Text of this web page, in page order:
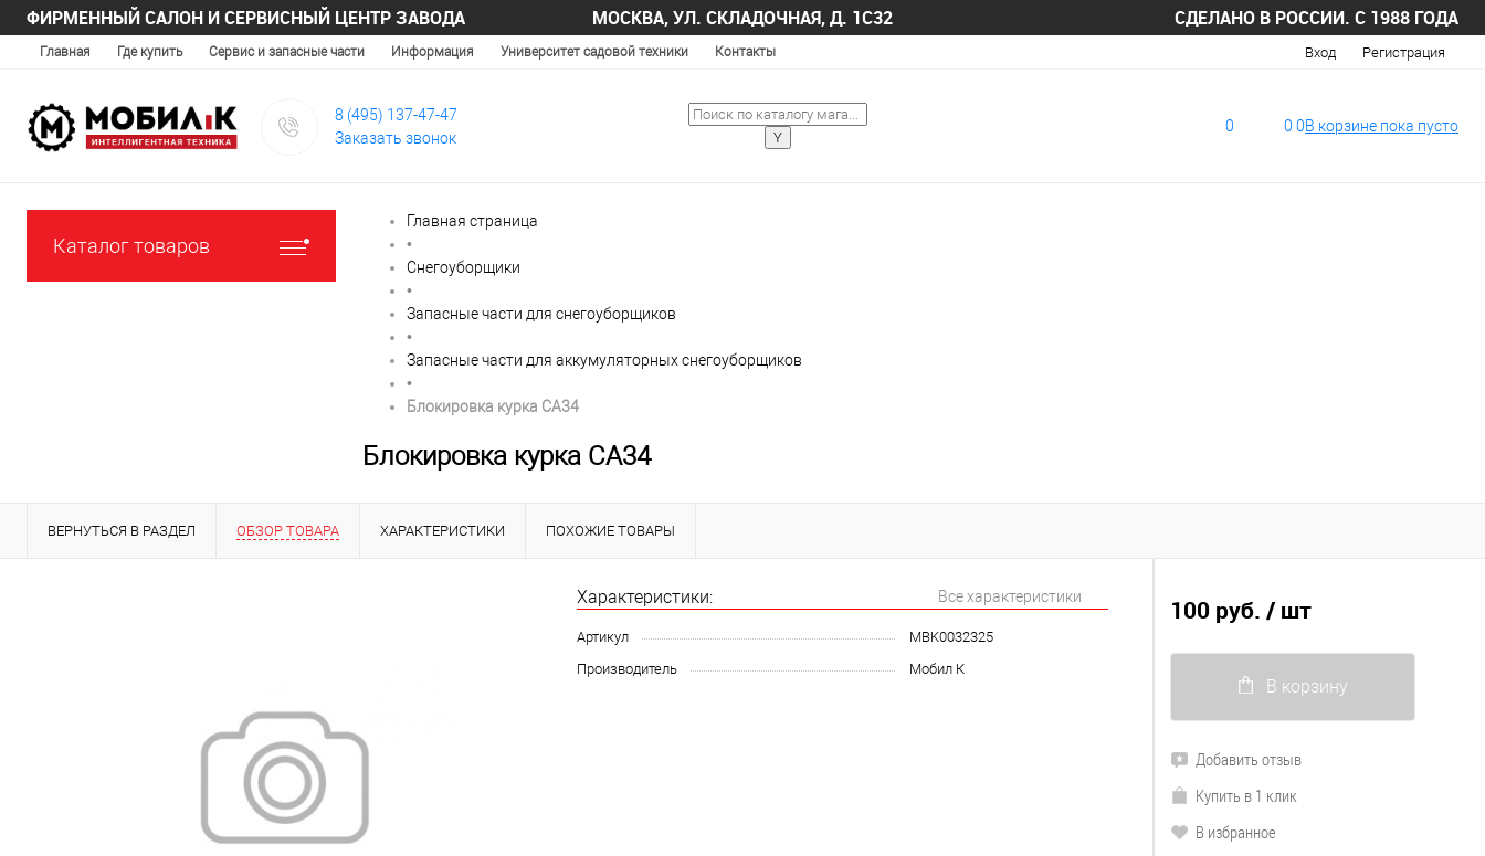
ФИРМЕННЫЙ САЛОН И СЕРВИСНЫЙ ЦЕНТР ЗАВОДА МОСКВА, УЛ. СКЛАДОЧНАЯ, Д. 1С32 СДЕЛАНО В РОССИИ. С 1988 ГОДА
Главная Где купить Сервис и запасные части Информация Университет садовой техники Контакты Вход Регистрация
8 (495) 137-47-47
Заказать звонок
0 0 0В корзине пока пусто
Каталог товаров
Главная страница
•
Снегоуборщики
•
Запасные части для снегоуборщиков
•
Запасные части для аккумуляторных снегоуборщиков
•
Блокировка курка CA34
Блокировка курка CA34
ВЕРНУТЬСЯ В РАЗДЕЛ ОБЗОР ТОВАРА ХАРАКТЕРИСТИКИ ПОХОЖИЕ ТОВАРЫ
Характеристики: Все характеристики
Артикул
MBK0032325
Производитель
Мобил К
100 руб. / шт
В корзину
Добавить отзыв
Купить в 1 клик
В избранное